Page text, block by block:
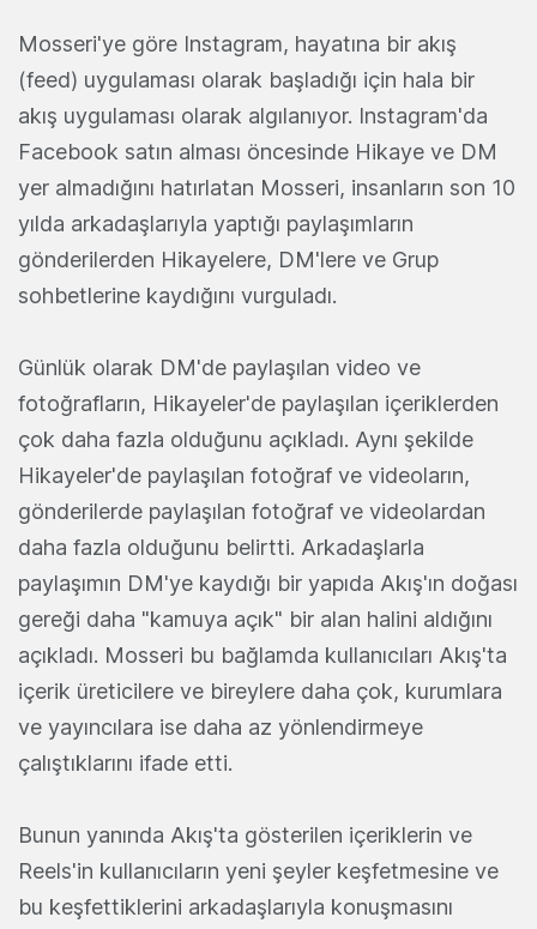
Mosseri'ye göre Instagram, hayatına bir akış
(feed) uygulaması olarak başladığı için hala bir
akış uygulaması olarak algılanıyor. Instagram'da
Facebook satın alması öncesinde Hikaye ve DM
yer almadığını hatırlatan Mosseri, insanların son 10
yılda arkadaşlarıyla yaptığı paylaşımların
gönderilerden Hikayelere, DM'lere ve Grup
sohbetlerine kaydığını vurguladı.
Günlük olarak DM'de paylaşılan video ve
fotoğrafların, Hikayeler'de paylaşılan içeriklerden
çok daha fazla olduğunu açıkladı. Aynı şekilde
Hikayeler'de paylaşılan fotoğraf ve videoların,
gönderilerde paylaşılan fotoğraf ve videolardan
daha fazla olduğunu belirtti. Arkadaşlarla
paylaşımın DM'ye kaydığı bir yapıda Akış'ın doğası
gereği daha "kamuya açık" bir alan halini aldığını
açıkladı. Mosseri bu bağlamda kullanıcıları Akış'ta
içerik üreticilere ve bireylere daha çok, kurumlara
ve yayıncılara ise daha az yönlendirmeye
çalıştıklarını ifade etti.
Bunun yanında Akış'ta gösterilen içeriklerin ve
Reels'in kullanıcıların yeni şeyler keşfetmesine ve
bu keşfettiklerini arkadaşlarıyla konuşmasını